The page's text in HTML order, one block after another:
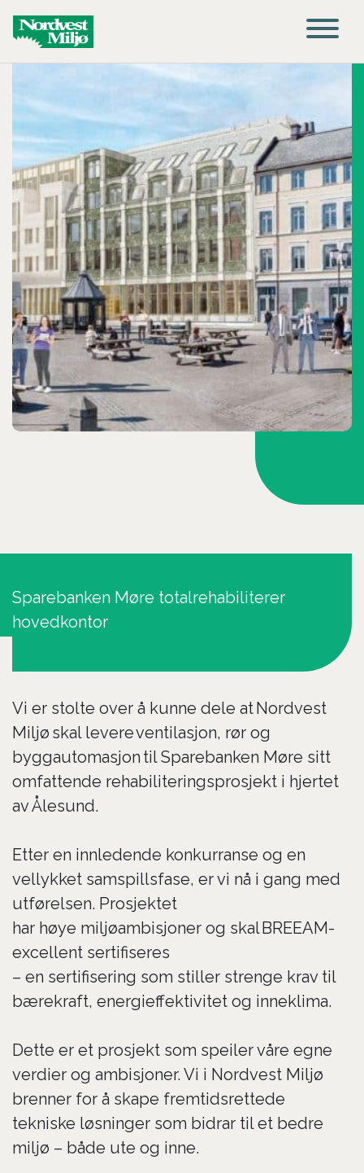
Main Navigation
Sparebanken Møre totalrehabiliterer
hovedkontor
Vi er stolte over å kunne dele atNordvest
Miljø skal levereventilasjon, rør og
byggautomasjon til Sparebanken Møre sitt
omfattende rehabiliteringsprosjekt i hjertet
av Ålesund.
Etter en innledende konkurranse og en
vellykket samspillsfase, er vi nå i gang med
utførelsen. Prosjektet
har høye miljøambisjoner og skalBREEAM-
excellent sertifiseres
– en sertifisering som stiller strenge krav til
bærekraft, energieffektivitet og inneklima.
Dette er et prosjekt som speiler våre egne
verdier og ambisjoner. Vi i Nordvest Miljø
brenner for å skape fremtidsrettede
tekniske løsninger som bidrar til et bedre
miljø – både ute og inne.